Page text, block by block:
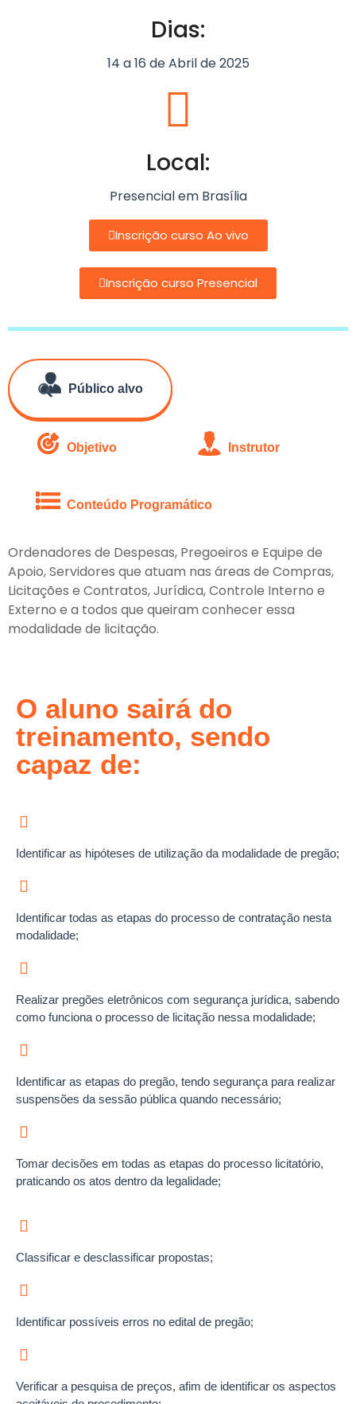
Dias:
14 a 16 de Abril de 2025
Local:
Presencial em Brasília
Inscrição curso Ao vivo
Inscrição curso Presencial
Público alvo
Objetivo Instrutor
Conteúdo Programático
Ordenadores de Despesas, Pregoeiros e Equipe de
Apoio, Servidores que atuam nas áreas de Compras,
Licitações e Contratos, Jurídica, Controle Interno e
Externo e a todos que queiram conhecer essa
modalidade de licitação.
O aluno sairá do
treinamento, sendo
capaz de:
Identificar as hipóteses de utilização da modalidade de pregão;
Identificar todas as etapas do processo de contratação nesta
modalidade;
Realizar pregões eletrônicos com segurança jurídica, sabendo
como funciona o processo de licitação nessa modalidade;
Identificar as etapas do pregão, tendo segurança para realizar
suspensões da sessão pública quando necessário;
Tomar decisões em todas as etapas do processo licitatório,
praticando os atos dentro da legalidade;
Classificar e desclassificar propostas;
Identificar possíveis erros no edital de pregão;
Verificar a pesquisa de preços, afim de identificar os aspectos